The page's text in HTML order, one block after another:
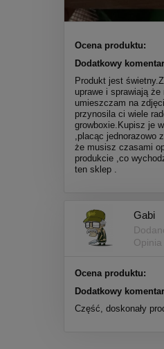
Ocena produktu:
Dodatkowy
Produkt jest
uprawe i sprawiają
umieszczam na
przynosila ci wiele
growboxie.Kupisz je
,placąc jednorazowo
że musisz czasami
produkcie ,co
ten sklep .
Gabi
Ocena produktu:
Dodatkowy
Część, doskonały